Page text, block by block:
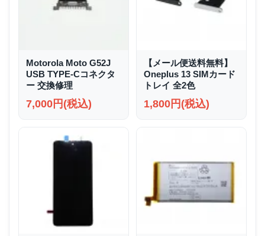
Motorola Moto G52J
USB TYPE-Cコネクタ
ー 交換修理
7,000円(税込)
【メール便送料無料】
Oneplus 13 SIMカード
トレイ 全2色
1,800円(税込)